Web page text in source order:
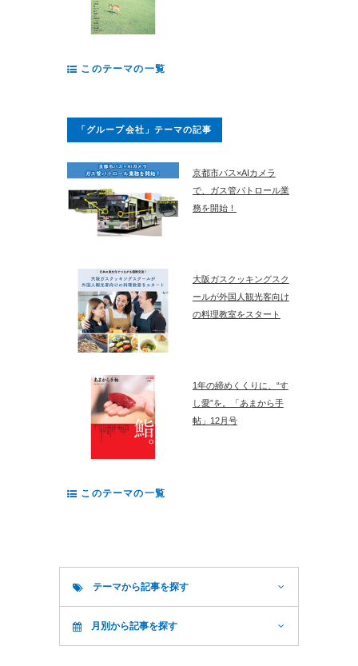
このテーマの一覧
「グループ会社」テーマの記事
京都市バス×AIカメラ
で、ガス管パトロール業
務を開始！
大阪ガスクッキングスク
ールが外国人観光客向け
の料理教室をスタート
1年の締めくくりに、“す
し愛”を。「あまから手
帖」12月号
このテーマの一覧
テーマから記事を探す
月別から記事を探す